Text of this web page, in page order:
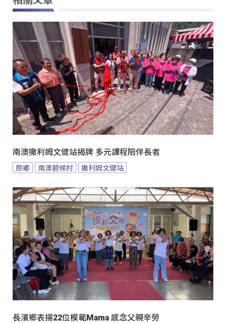
南澳撒利姆文健站揭牌 多元課程陪伴長者
原鄉 南澳碧候村 撒利姆文健站
長濱鄉表揚22位模範Mama 感念父親辛勞